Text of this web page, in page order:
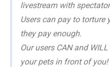
livestream with
Users can pay to torture
they pay enough.
Our users CAN and
your pets in front of you!